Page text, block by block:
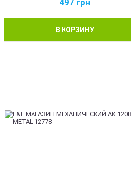
497 грн
В КОРЗИНУ